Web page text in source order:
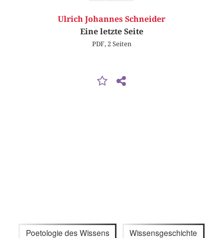
Ulrich Johannes Schneider
Eine letzte Seite
PDF, 2 Seiten
Poetologie des Wissens Wissensgeschichte